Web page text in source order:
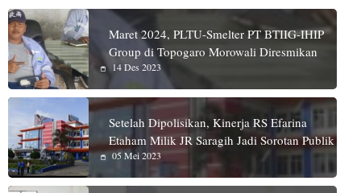
Maret 2024, PLTU-Smelter PT BTIIG-IHIP
Group di Topogaro Morowali Diresmikan
14 Des 2023
Setelah Dipolisikan, Kinerja RS Efarina
Etaham Milik JR Saragih Jadi Sorotan Publik
05 Mei 2023